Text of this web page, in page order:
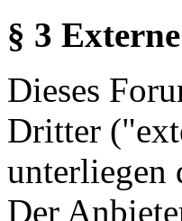
§ 3
Dieses
Dritter
unterliegen
Der